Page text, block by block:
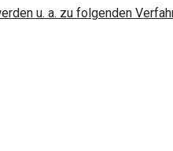
u. a. zu folgenden